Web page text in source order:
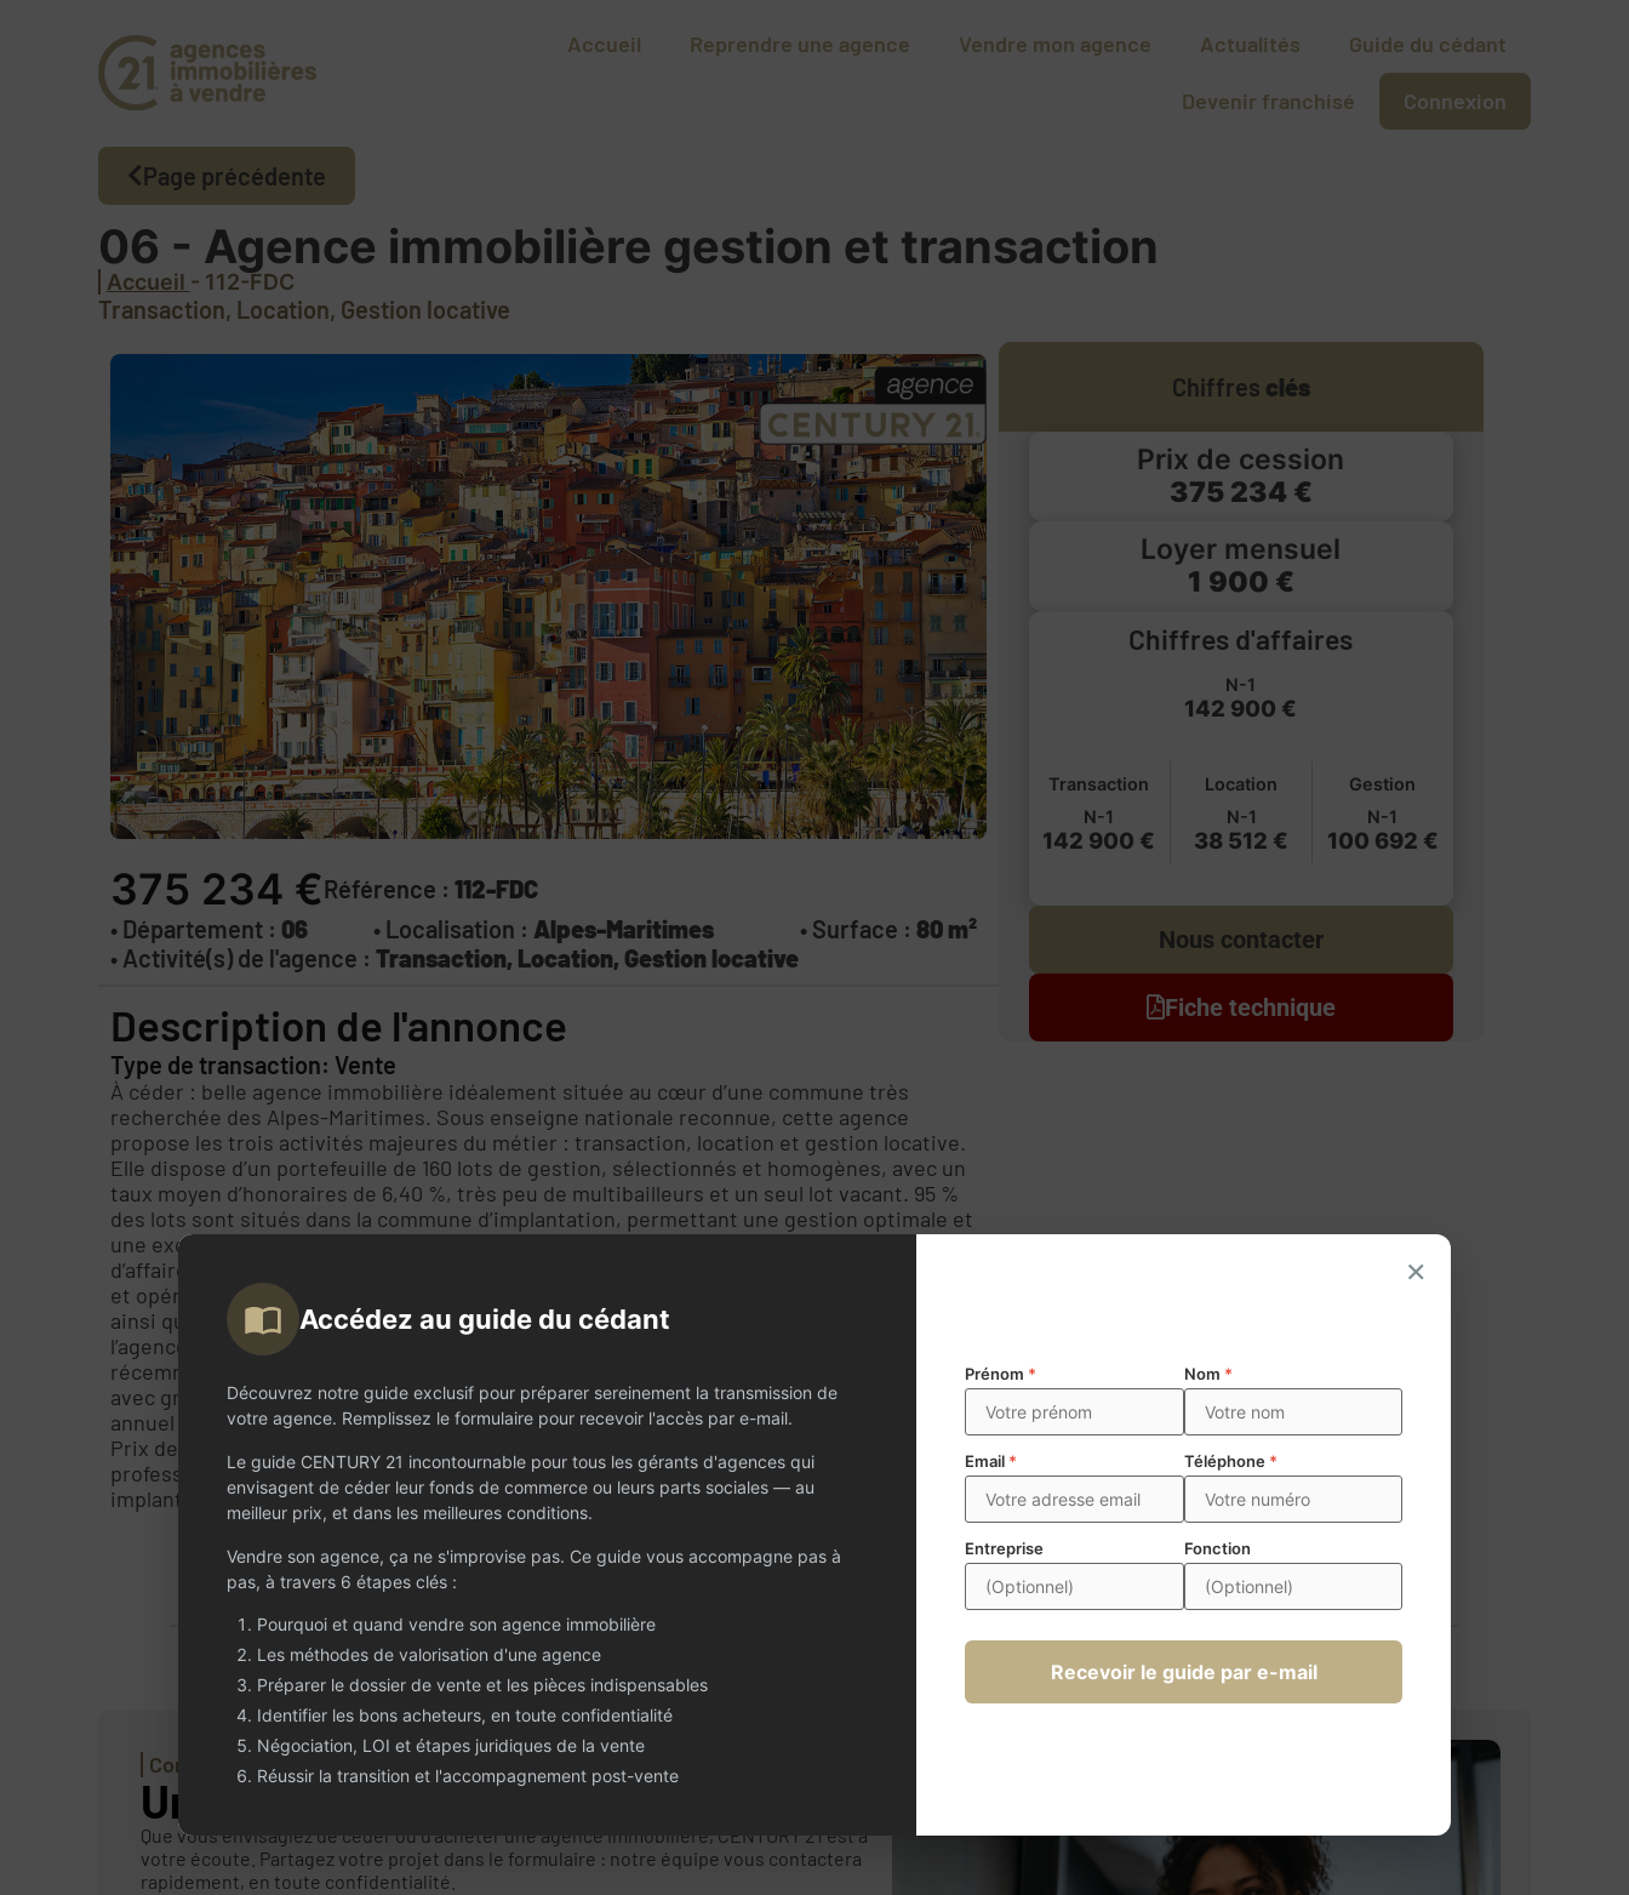
Accueil Reprendre une agence Vendre mon agence Actualités Guide du cédant
Devenir franchisé Connexion
Page précédente
06 - Agence immobilière gestion et transaction
Accueil - 112-FDC
Transaction, Location, Gestion locative
375 234 €Référence : 112-FDC
• Département : 06 • Localisation : Alpes-Maritimes • Surface :80 m²
• Activité(s) de l'agence : Transaction, Location, Gestion locative
Description de l'annonce
Type de transaction: Vente
À céder : belle agence immobilière idéalement située au cœur d’une commune très
recherchée des Alpes-Maritimes. Sous enseigne nationale reconnue, cette agence
propose les trois activités majeures du métier : transaction, location et gestion locative.
Elle dispose d’un portefeuille de 160 lots de gestion, sélectionnés et homogènes, avec un
taux moyen d’honoraires de 6,40 %, très peu de multibailleurs et un seul lot vacant. 95 %
des lots sont situés dans la commune d’implantation, permettant une gestion optimale et
une excellente maîtrise du secteur. Le pôle gestion génère plus de 100 000 € de chiffre
d’affaires, et l’activité location a produit près de 30 000 € l’an passé. L’équipe est en place
et opérationnelle, comprenant 3 conseillers dédiés à la transaction, 1 conseillère location,
ainsi que les dirigeants. Le pôle transaction reste à développer : le secteur travaillé par
l’agence représente un potentiel exceptionnel, avec plus de 350 ventes réalisées
récemment sur la zone. Les locaux offrent une surface de 100 m², comprenant un accueil
avec grand open space, plusieurs bureaux de réception, toilettes et kitchenette. Loyer
annuel : 22 800 € net de TVA. Emplacement premium en cœur de ville, avec forte visibilité.
Prix de cession : 375 234 €. Une opportunité rare dans les Alpes-Maritimes, idéale pour un
professionnel souhaitant reprendre une structure solide, rentable et parfaitement
implantée.
Chiffres clés
Prix de cession
375 234 €
Loyer mensuel
1 900 €
Chiffres d'affaires
N-1
142 900 €
Transaction
N-1
142 900 €
Location
N-1
38 512 €
Gestion
N-1
100 692 €
Nous contacter
Fiche technique
Contactez-nous
Un projet ou une question ?
Que vous envisagiez de céder ou d’acheter une agence immobilière, CENTURY 21 est à
votre écoute. Partagez votre projet dans le formulaire : notre équipe vous contactera
rapidement, en toute confidentialité.
×
Accédez au guide du cédant
Découvrez notre guide exclusif pour préparer sereinement la transmission de
votre agence. Remplissez le formulaire pour recevoir l'accès par e-mail.
Le guide CENTURY 21 incontournable pour tous les gérants d'agences qui
envisagent de céder leur fonds de commerce ou leurs parts sociales — au
meilleur prix, et dans les meilleures conditions.
Vendre son agence, ça ne s'improvise pas. Ce guide vous accompagne pas à
pas, à travers 6 étapes clés :
Pourquoi et quand vendre son agence immobilière
Les méthodes de valorisation d'une agence
Préparer le dossier de vente et les pièces indispensables
Identifier les bons acheteurs, en toute confidentialité
Négociation, LOI et étapes juridiques de la vente
Réussir la transition et l'accompagnement post-vente
Prénom * Nom *
Email * Téléphone *
Entreprise Fonction
Recevoir le guide par e-mail